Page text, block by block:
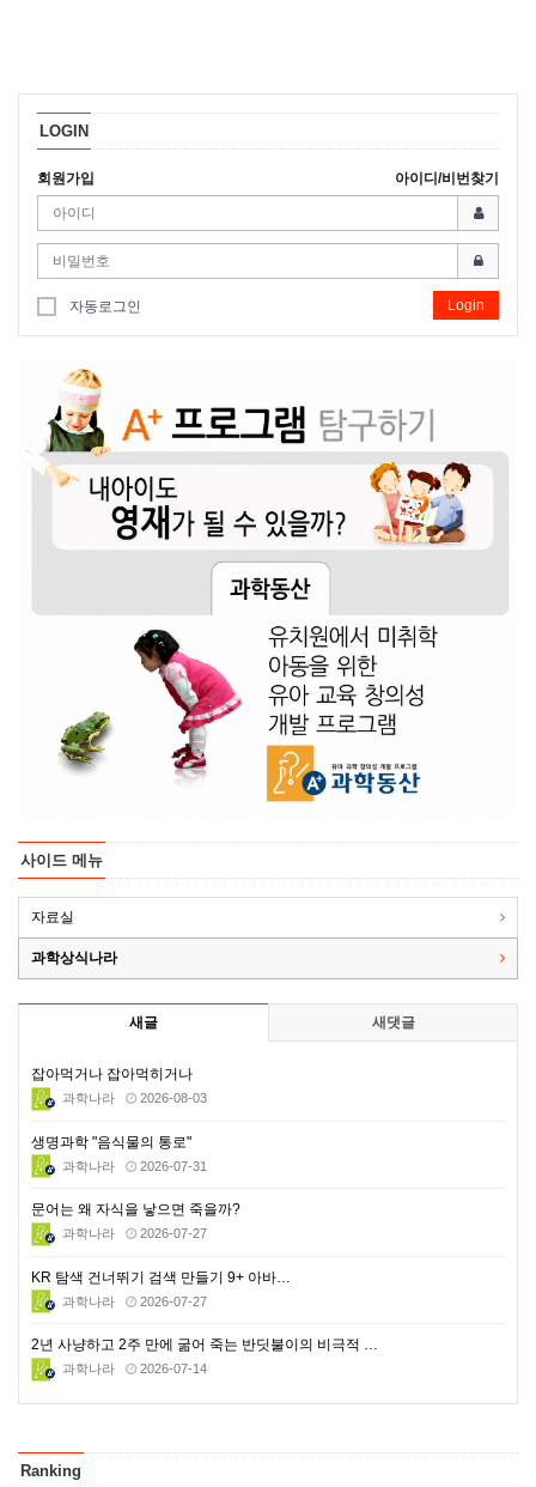
LOGIN
회원가입 아이디/비번찾기
자동로그인 Login
사이드 메뉴
자료실
과학상식나라
새글 새댓글
잡아먹거나 잡아먹히거나
과학나라 2026-08-03
생명과학 "음식물의 통로"
과학나라 2026-07-31
문어는 왜 자식을 낳으면 죽을까?
과학나라 2026-07-27
KR 탐색 건너뛰기 검색 만들기 9+ 아바…
과학나라 2026-07-27
2년 사냥하고 2주 만에 굶어 죽는 반딧불이의 비극적 …
과학나라 2026-07-14
Ranking